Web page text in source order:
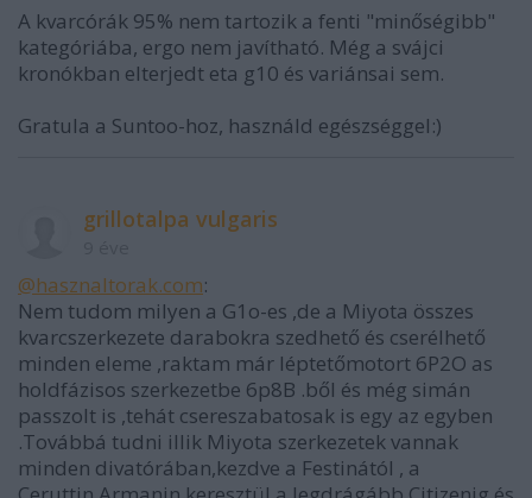
A kvarcórák 95% nem tartozik a fenti "minőségibb"
kategóriába, ergo nem javítható. Még a svájci
kronókban elterjedt eta g10 és variánsai sem.
Gratula a Suntoo-hoz, használd egészséggel:)
grillotalpa vulgaris
@hasznaltorak.com:
Nem tudom milyen a G1o-es ,de a Miyota összes
kvarcszerkezete darabokra szedhető és cserélhető
minden eleme ,raktam már léptetőmotort 6P2O as
holdfázisos szerkezetbe 6p8B .ből és még simán
passzolt is ,tehát csereszabatosak is egy az egyben
.Továbbá tudni illik Miyota szerkezetek vannak
minden divatórában,kezdve a Festinától , a